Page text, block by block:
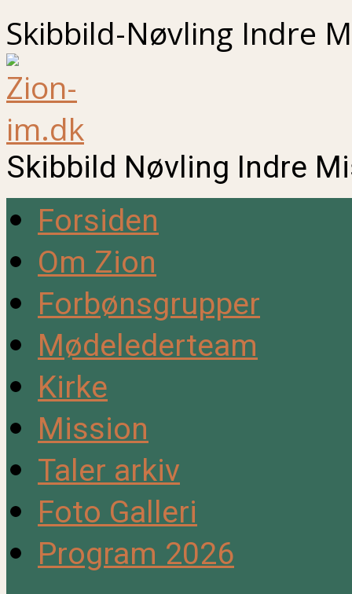
Skibbild-Nøvling Indre
Skibbild Nøvling Indre
Forsiden
Om Zion
Forbønsgrupper
Mødelederteam
Kirke
Mission
Taler arkiv
Foto Galleri
Program 2026